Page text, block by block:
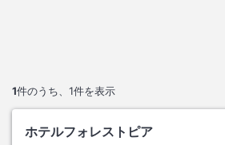
1件のうち、 1件を表示
ホテルフォレストピア